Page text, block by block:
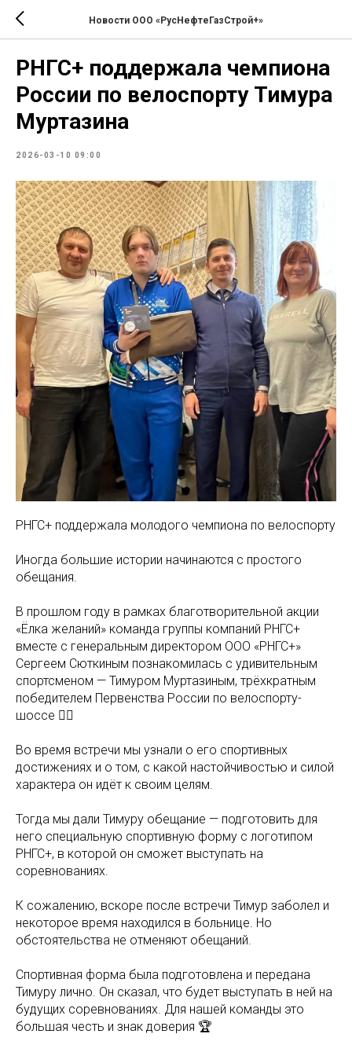
Новости ООО «РусНефтеГазСтрой+»
РНГС+ поддержала чемпиона
России по велоспорту Тимура
Муртазина
2026-03-10 09:00
РНГС+ поддержала молодого чемпиона по велоспорту
Иногда большие истории начинаются с простого
обещания.
В прошлом году в рамках благотворительной акции
«Ёлка желаний» команда группы компаний РНГС+
вместе с генеральным директором ООО «РНГС+»
Сергеем Сюткиным познакомилась с удивительным
спортсменом — Тимуром Муртазиным, трёхкратным
победителем Первенства России по велоспорту-
шоссе 🚴‍♂️
Во время встречи мы узнали о его спортивных
достижениях и о том, с какой настойчивостью и силой
характера он идёт к своим целям.
Тогда мы дали Тимуру обещание — подготовить для
него специальную спортивную форму с логотипом
РНГС+, в которой он сможет выступать на
соревнованиях.
К сожалению, вскоре после встречи Тимур заболел и
некоторое время находился в больнице. Но
обстоятельства не отменяют обещаний.
Спортивная форма была подготовлена и передана
Тимуру лично. Он сказал, что будет выступать в ней на
будущих соревнованиях. Для нашей команды это
большая честь и знак доверия 🏆